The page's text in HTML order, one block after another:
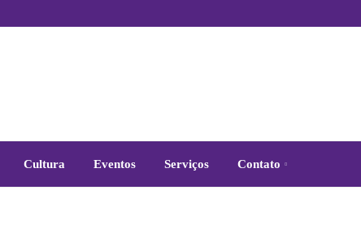
Cultura Eventos Serviços Contato